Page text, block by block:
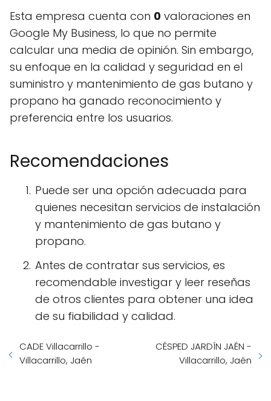
Esta empresa cuenta con 0 valoraciones en
Google My Business, lo que no permite
calcular una media de opinión. Sin embargo,
su enfoque en la calidad y seguridad en el
suministro y mantenimiento de gas butano y
propano ha ganado reconocimiento y
preferencia entre los usuarios.
Recomendaciones
Puede ser una opción adecuada para
quienes necesitan servicios de instalación
y mantenimiento de gas butano y
propano.
Antes de contratar sus servicios, es
recomendable investigar y leer reseñas
de otros clientes para obtener una idea
de su fiabilidad y calidad.
CADE Villacarrillo -
Villacarrillo, Jaén
CÉSPED JARDÍN JAÉN -
Villacarrillo, Jaén